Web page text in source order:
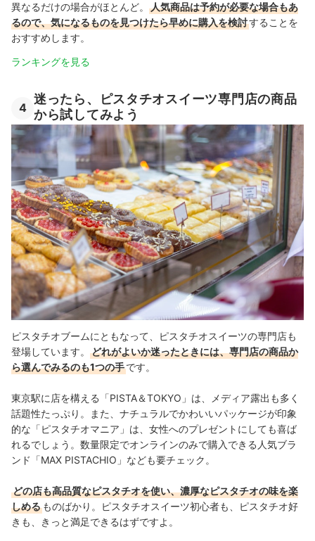
異なるだけの場合がほとんど。
人気商品は予約が必要な場合もあ
るので、気になるものを見つけたら早めに購入を検討することを
おすすめします。
ランキングを見る
4
迷ったら、ピスタチオスイーツ専門店の商品
から試してみよう
ピスタチオブームにともなって、ピスタチオスイーツの専門店も
登場しています。
どれがよいか迷ったときには、専門店の商品か
ら選んでみるのも1つの手です。
東京駅に店を構える「PISTA＆TOKYO」は、メディア露出も多く
話題性たっぷり。また、ナチュラルでかわいいパッケージが印象
的な「ピスタチオマニア」は、女性へのプレゼントにしても喜ば
れるでしょう。数量限定でオンラインのみで購入できる人気ブラ
ンド「MAX PISTACHIO」なども要チェック。
どの店も高品質なピスタチオを使い、濃厚なピスタチオの味を楽
しめる ものばかり。ピスタチオスイーツ初心者も、ピスタチオ好
きも、きっと満足できるはずですよ。